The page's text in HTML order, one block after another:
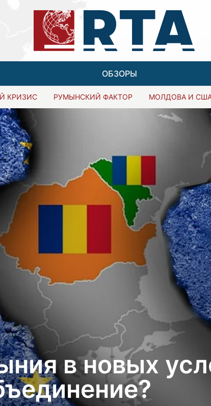
ОБЗОРЫ
КРИЗИС РУМЫНСКИЙ ФАКТОР МОЛДОВА И
в новых